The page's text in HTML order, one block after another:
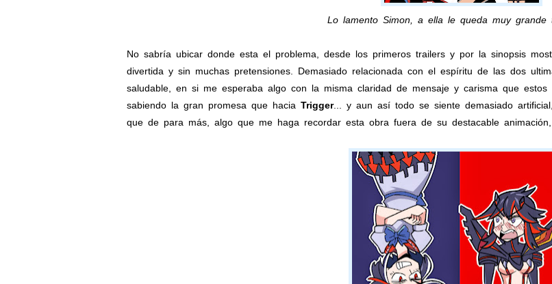
Lo lamento Simon, a ella le queda muy grande
No sabría ubicar donde esta el problema, desde los primeros trailers y por la sinopsis
divertida y sin muchas pretensiones. Demasiado relacionada con el espíritu de las dos
saludable, en si me esperaba algo con la misma claridad de mensaje y carisma que
sabiendo la gran promesa que hacia Trigger... y aun así todo se siente demasiado
que de para más, algo que me haga recordar esta obra fuera de su destacable